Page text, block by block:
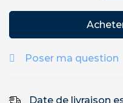
Poser ma question
Date de livraison